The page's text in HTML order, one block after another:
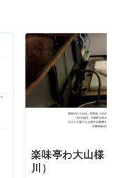
楽味亭わ大山様
川）